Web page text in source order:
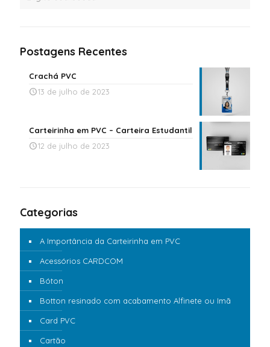
Postagens Recentes
Crachá PVC
13 de julho de 2023
Carteirinha em PVC – Carteira Estudantil
12 de julho de 2023
Categorias
A Importância da Carteirinha em PVC
Acessórios CARDCOM
Bóton
Botton resinado com acabamento Alfinete ou Imã
Card PVC
Cartão